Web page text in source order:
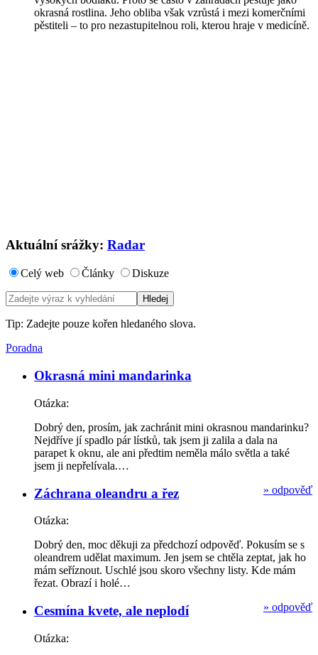
okrasná rostlina. Jeho obliba však vzrůstá i mezi komerčními
pěstiteli – to pro nezastupitelnou roli, kterou hraje v medicíně.
Aktuální srážky: Radar
Celý web Články Diskuze
Tip: Zadejte pouze kořen hledaného slova.
Poradna
Okrasná mini mandarinka
Otázka:
Dobrý den, prosím, jak zachránit mini okrasnou mandarinku?
Nejdříve jí spadlo pár lístků, tak jsem ji zalila a dala na
parapet k oknu, ale ani předtim neměla málo světla a také
jsem ji nepřelívala.…
» odpověď
Záchrana oleandru a řez
Otázka:
Dobrý den, moc děkuji za předchozí odpověď. Pokusím se s
oleandrem udělat maximum. Jen jsem se chtěla zeptat, jak ho
mám seříznout. Uschlé jsou skoro všechny listy. Kde mám
řezat. Obrazí i holé…
» odpověď
Cesmína kvete, ale neplodí
Otázka: